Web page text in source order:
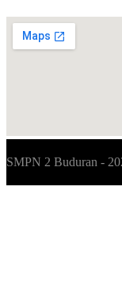
SMPN 2 Buduran -